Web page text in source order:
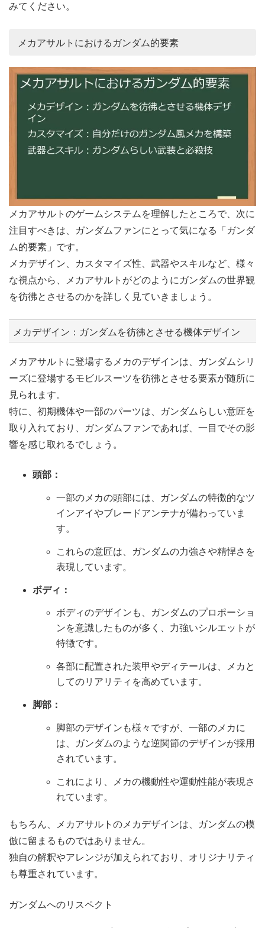
みてください。
メカアサルトにおけるガンダム的要素
メカアサルトのゲームシステムを理解したところで、次に
注目すべきは、ガンダムファンにとって気になる「ガンダ
ム的要素」です。
メカデザイン、カスタマイズ性、武器やスキルなど、様々
な視点から、メカアサルトがどのようにガンダムの世界観
を彷彿とさせるのかを詳しく見ていきましょう。
メカデザイン：ガンダムを彷彿とさせる機体デザイン
メカアサルトに登場するメカのデザインは、ガンダムシリ
ーズに登場するモビルスーツを彷彿とさせる要素が随所に
見られます。
特に、初期機体や一部のパーツは、ガンダムらしい意匠を
取り入れており、ガンダムファンであれば、一目でその影
響を感じ取れるでしょう。
頭部：
一部のメカの頭部には、ガンダムの特徴的なツ
インアイやブレードアンテナが備わっていま
す。
これらの意匠は、ガンダムの力強さや精悍さを
表現しています。
ボディ：
ボディのデザインも、ガンダムのプロポーショ
ンを意識したものが多く、力強いシルエットが
特徴です。
各部に配置された装甲やディテールは、メカと
してのリアリティを高めています。
脚部：
脚部のデザインも様々ですが、一部のメカに
は、ガンダムのような逆関節のデザインが採用
されています。
これにより、メカの機動性や運動性能が表現さ
れています。
もちろん、メカアサルトのメカデザインは、ガンダムの模
倣に留まるものではありません。
独自の解釈やアレンジが加えられており、オリジナリティ
も尊重されています。
ガンダムへのリスペクト